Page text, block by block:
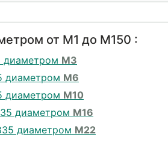
от М1 до М150 :
диаметром М3
диаметром М6
диаметром М10
диаметром М16
диаметром М22